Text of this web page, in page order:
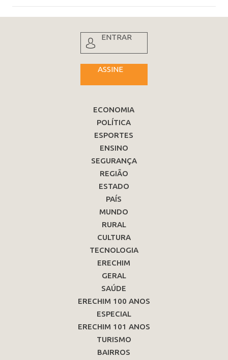
ENTRAR
ASSINE
ECONOMIA
POLÍTICA
ESPORTES
ENSINO
SEGURANÇA
REGIÃO
ESTADO
PAÍS
MUNDO
RURAL
CULTURA
TECNOLOGIA
ERECHIM
GERAL
SAÚDE
ERECHIM 100 ANOS
ESPECIAL
ERECHIM 101 ANOS
TURISMO
BAIRROS